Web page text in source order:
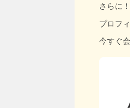
さらに
プロフ
今すぐ